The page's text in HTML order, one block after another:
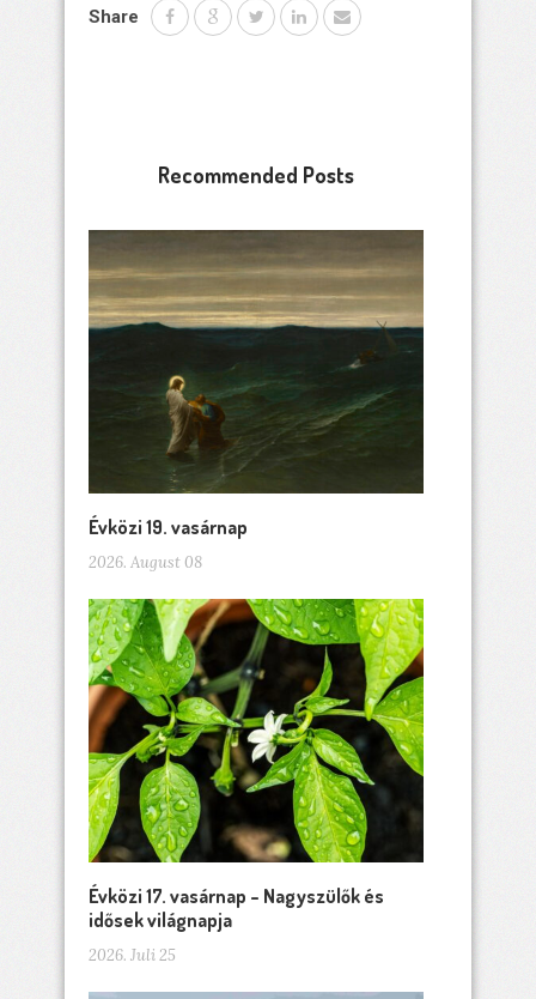
Share
Recommended Posts
Évközi 19. vasárnap
2026. August 08
Évközi 17. vasárnap – Nagyszülők és
idősek világnapja
2026. Juli 25